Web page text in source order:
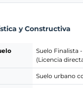
y Constructiva
Suelo Finalista
(Licencia
Suelo urbano